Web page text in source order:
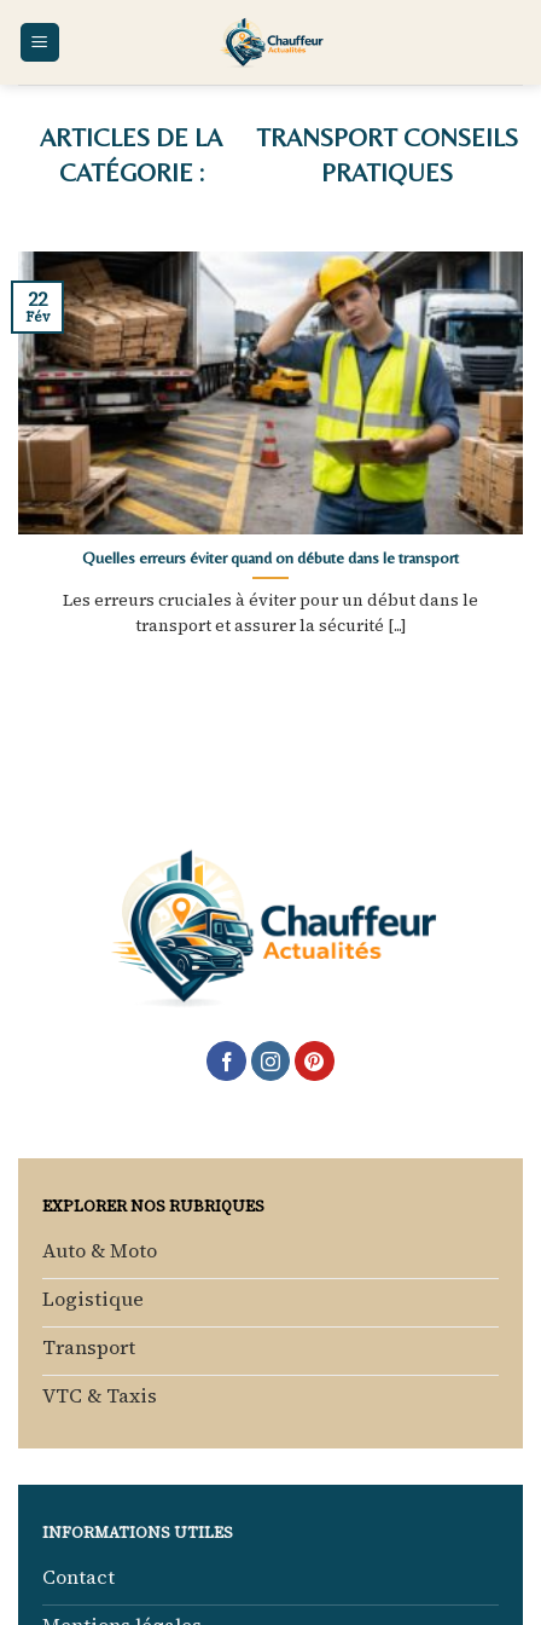
TRANSPORT CONSEILS
PRATIQUES
Quelles erreurs éviter quand on débute dans le transport
Les erreurs cruciales à éviter pour un début dans le
transport et assurer la sécurité [...]
22
Fév
EXPLORER NOS RUBRIQUES
Auto & Moto
Logistique
Transport
VTC & Taxis
INFORMATIONS UTILES
Contact